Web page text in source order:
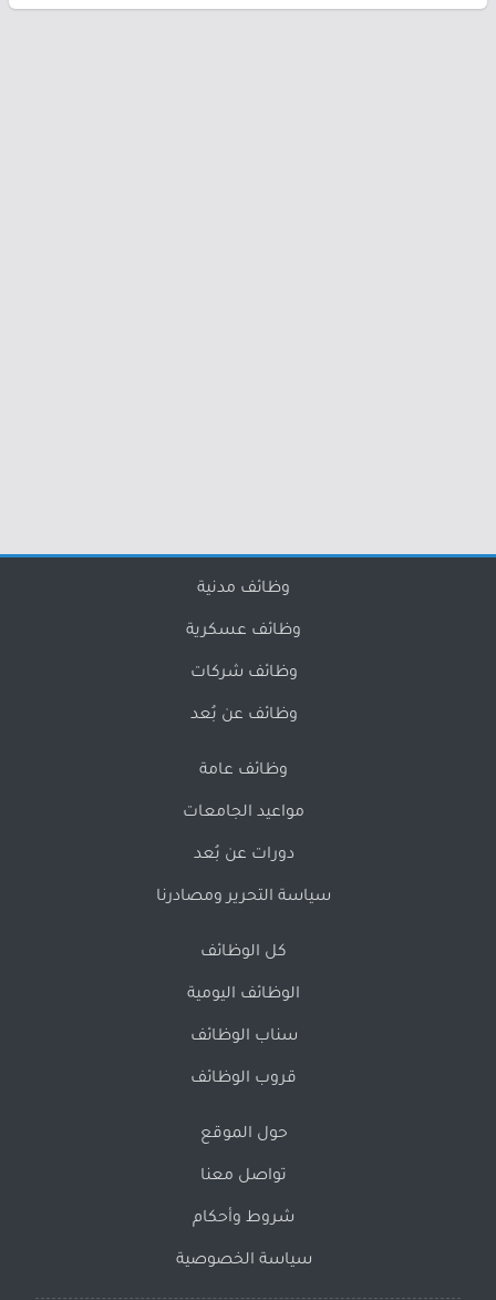
وظائف مدنية
وظائف عسكرية
وظائف شركات
وظائف عن بُعد
وظائف عامة
مواعيد الجامعات
دورات عن بُعد
سياسة التحرير ومصادرنا
كل الوظائف
الوظائف اليومية
سناب الوظائف
قروب الوظائف
حول الموقع
تواصل معنا
شروط وأحكام
سياسة الخصوصية